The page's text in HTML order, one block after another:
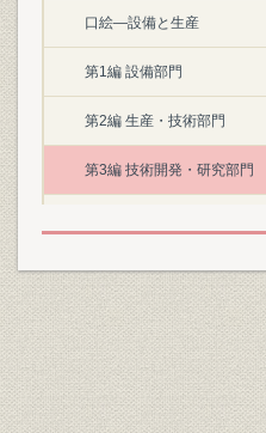
口絵―設備と生産
第1編 設備部門
第2編 生産・技術部門
第3編 技術開発・研究部門
第5編 販売部門
第6編 情報システム部門
第7編 経理・資金部門
第8編 人事・労働部門